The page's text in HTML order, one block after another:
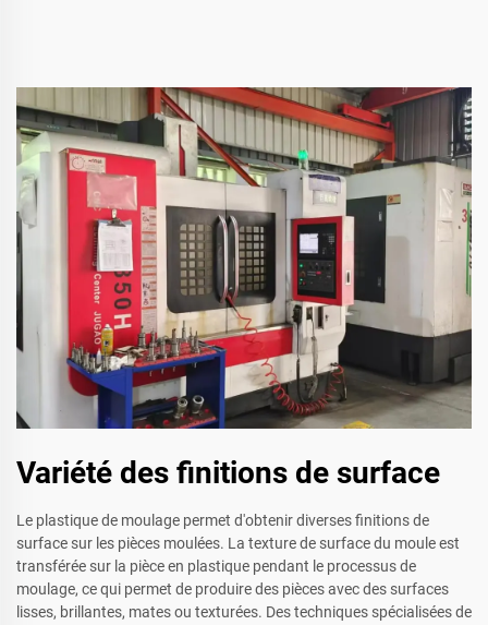
Variété des finitions de surface
Le plastique de moulage permet d'obtenir diverses finitions de
surface sur les pièces moulées. La texture de surface du moule est
transférée sur la pièce en plastique pendant le processus de
moulage, ce qui permet de produire des pièces avec des surfaces
lisses, brillantes, mates ou texturées. Des techniques spécialisées de